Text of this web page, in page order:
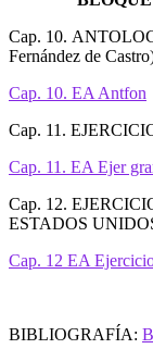
Cap. 10.
Fernández de
Cap. 10. EA Antfon
Cap. 11.
Cap. 11. EA Ejer
Cap. 12.
ESTADOS
Cap. 12 EA
BIBLIOGRAFÍA: